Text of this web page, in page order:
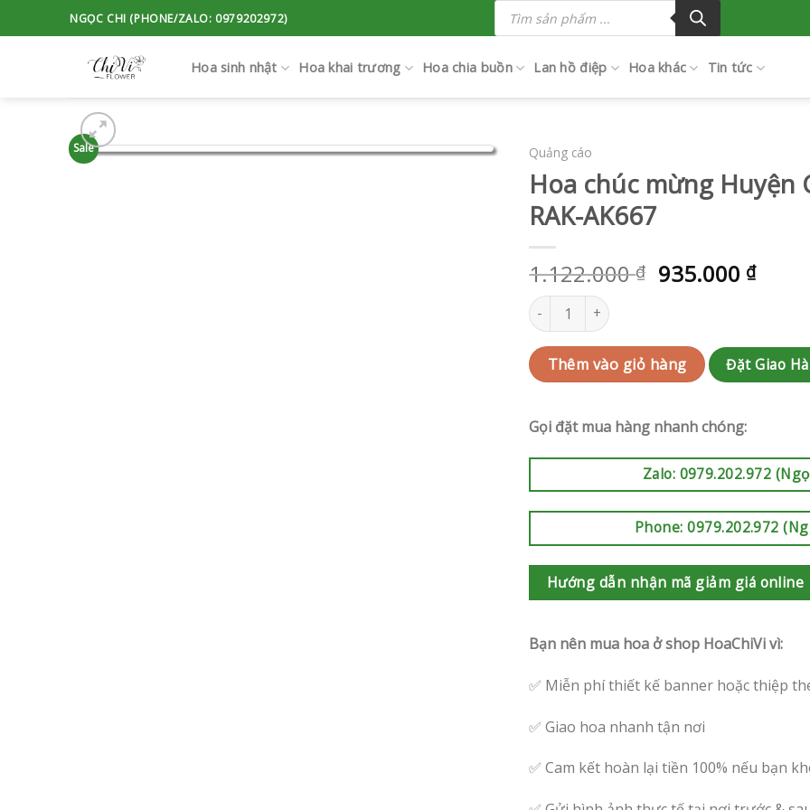
to
NGỌC CHI (PHONE/ZALO: 0979202972)
Tìm
kiếm
phẩm
Hoa sinh nhật Hoa khai trương Hoa chia buồn Lan hồ điệp Hoa khác Tin tức
Sale Quảng cáo
Hoa chúc mừng Huyện
RAK-AK667
1.122.000₫ 935.000 ₫
Hoa chúc mừng Huyện Củ Chi | QC-RAK-
Thêm vào giỏ hàng Đặt Giao
Gọi đặt mua hàng nhanh chóng:
Zalo: 0979.202.972
Phone: 0979.202.972
Hướng dẫn nhận mã giảm giá online
Bạn nên mua hoa ở shop HoaChiVi vì:
✅ Miễn phí thiết kế banner hoặc thiệp
✅ Giao hoa nhanh tận nơi
✅ Cam kết hoàn lại tiền 100% nếu bạn